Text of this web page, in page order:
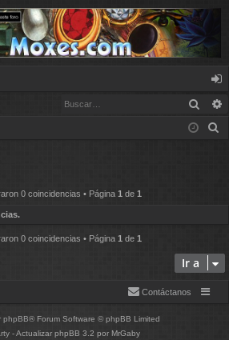
de
nt
0 coincidencias • Página 1 de 1
0 coincidencias • Página 1 de 1
Ir a
Contáctanos
phpBB® Forum Software © phpBB Limited
- Actualizar phpBB 3.2 por MrGaby